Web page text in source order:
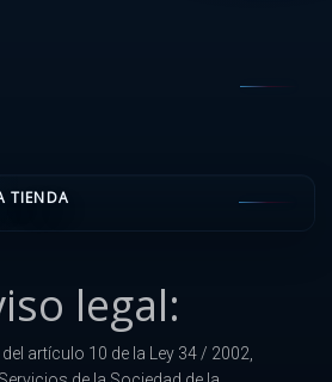
TIENDA
legal:
artículo 10 de la Ley 34 / 2002,